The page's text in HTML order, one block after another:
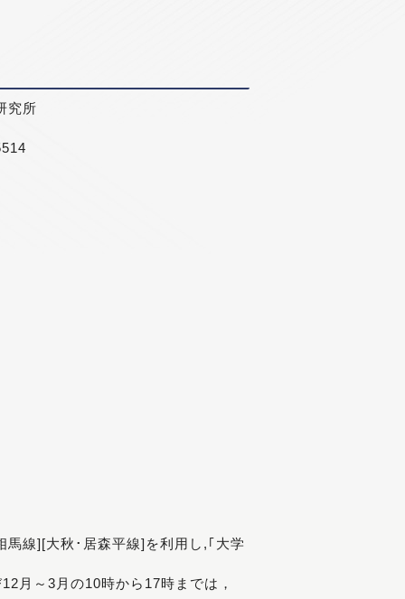
究所
線][大秋･居森平線]を利用し,｢大学
月～3月の10時から17時までは，